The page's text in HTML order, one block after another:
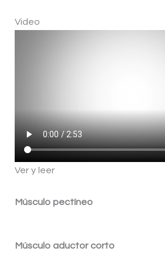
Video
Ver y leer
Músculo pectíneo
Músculo aductor corto